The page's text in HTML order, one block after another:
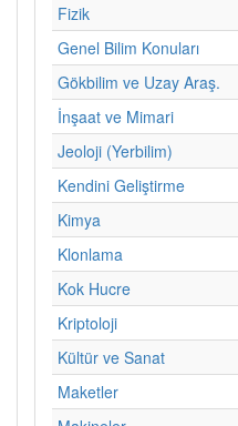
Fizik
Genel Bilim Konuları
Gökbilim ve Uzay Araş.
İnşaat ve Mimari
Jeoloji (Yerbilim)
Kendini Geliştirme
Kimya
Klonlama
Kok Hucre
Kriptoloji
Kültür ve Sanat
Maketler